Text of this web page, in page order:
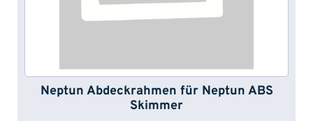
Neptun Abdeckrahmen für Neptun ABS
Skimmer